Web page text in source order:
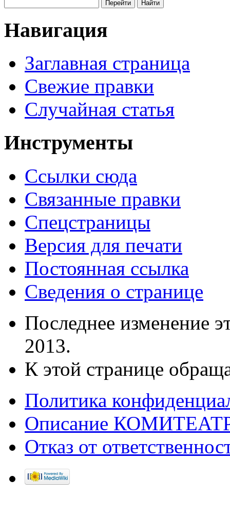
Навигация
Заглавная страница
Свежие правки
Случайная статья
Инструменты
Ссылки сюда
Связанные правки
Спецстраницы
Версия для печати
Постоянная ссылка
Сведения о странице
Последнее изменение
2013.
К этой странице
Политика
Описание
Отказ от